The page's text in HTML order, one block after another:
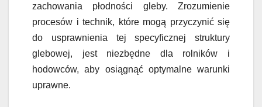
zachowania płodności gleby. Zrozumienie
procesów i technik, które mogą przyczynić się
do usprawnienia tej specyficznej struktury
glebowej, jest niezbędne dla rolników i
hodowców, aby osiągnąć optymalne warunki
uprawne.